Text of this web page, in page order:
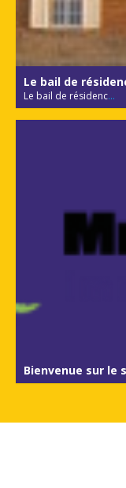
Le bail de
Le bail de résidenc...
Bienvenue sur le